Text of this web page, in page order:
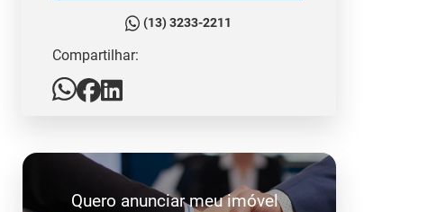
(13) 3233-2211
Compartilhar:
Quero anunciar meu imóvel